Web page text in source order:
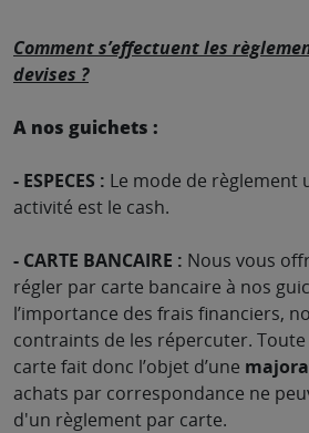
Comment s’effectuent les
devises ?
A nos guichets :
- ESPECES : Le mode de règlement
activité est le cash.
- CARTE BANCAIRE : Nous vous
régler par carte bancaire à nos
l’importance des frais financiers,
contraints de les répercuter.
carte fait donc l’objet d’une
achats par correspondance ne
d'un règlement par carte.